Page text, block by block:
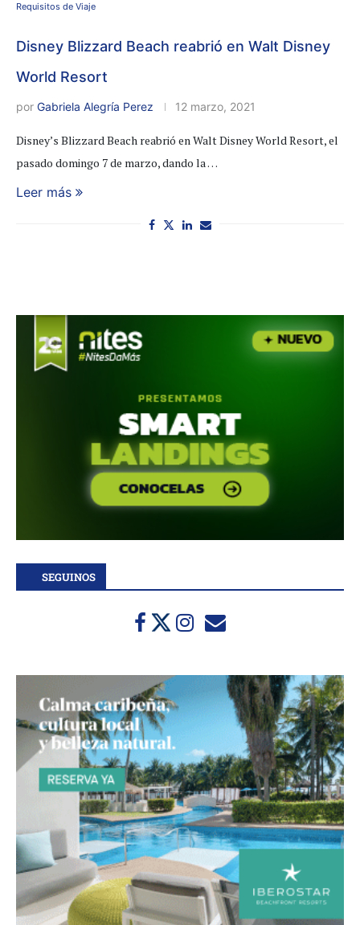
Requisitos de Viaje
Disney Blizzard Beach reabrió en Walt Disney
World Resort
por Gabriela Alegría Perez 12 marzo, 2021
Disney’s Blizzard Beach reabrió en Walt Disney World Resort, el
pasado domingo 7 de marzo, dando la …
Leer más
SEGUINOS